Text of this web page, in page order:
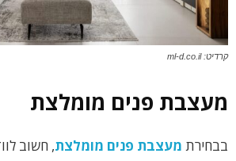
קרדיט: ml-d.co.il
מעצבת פנים מומלצת
בבחירת מעצבת פנים מומלצת, חשוב